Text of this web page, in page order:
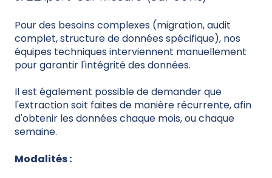
Pour des besoins complexes (migration, audit
complet, structure de données spécifique), nos
équipes techniques interviennent manuellement
pour garantir l'intégrité des données.
Il est également possible de demander que
l'extraction soit faites de manière récurrente, afin
d'obtenir les données chaque mois, ou chaque
semaine.
Modalités :